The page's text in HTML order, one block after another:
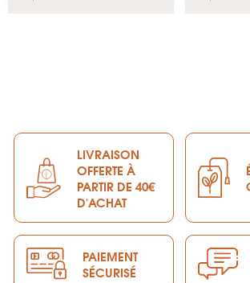
LIVRAISON
OFFERTE À
PARTIR DE 40€
D'ACHAT
PAIEMENT
SÉCURISÉ